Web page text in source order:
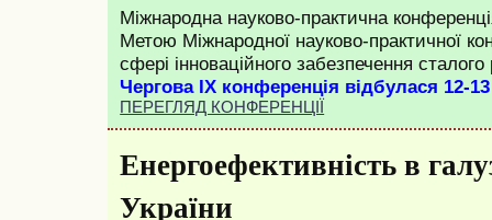
Міжнародна науково-практична
Метою Міжнародної науково-практичної
сфері інноваційного забезпечення сталого
Чергова IX конференція відбулася 12-
ПЕРЕГЛЯД КОНФЕРЕНЦІЇ
Енергоефективність в
України